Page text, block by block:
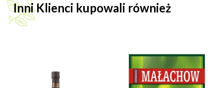
Inni Klienci kupowali również